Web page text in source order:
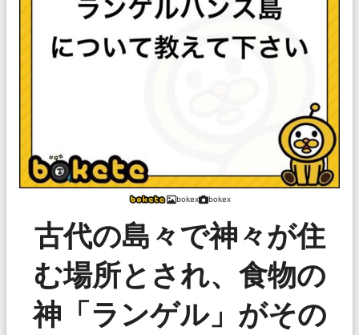
bokex bokex
古代の島々で神々が住
む場所とされ、食物の
神「ランゲル」がその